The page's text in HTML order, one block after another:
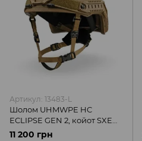
Артикул: 13483-L
Шолом UHMWPE HC
ECLIPSE GEN 2, койот SXE
Group
11 200 грн